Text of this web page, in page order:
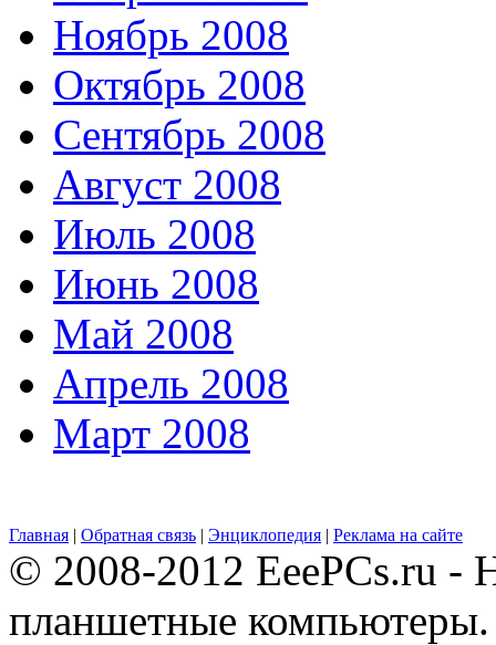
Ноябрь 2008
Октябрь 2008
Сентябрь 2008
Август 2008
Июль 2008
Июнь 2008
Май 2008
Апрель 2008
Март 2008
Главная | Обратная связь | Энциклопедия | Реклама на сайте
© 2008-2012 EeePCs.ru -
планшетные